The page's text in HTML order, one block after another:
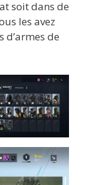
soit dans de
les avez
d’armes de